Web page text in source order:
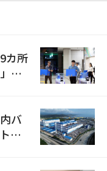
カ所
の
バ
ン